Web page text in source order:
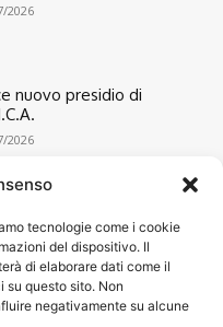
tecnologie come i cookie
del dispositivo. Il
di elaborare dati come il
su questo sito. Non
negativamente su alcune
2026
nuovo presidio di
2026
13501
7305
4209